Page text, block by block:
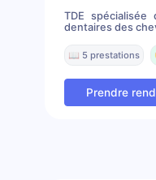
TDE spécialisée
dentaires des
📖 5 prestations
Prendre